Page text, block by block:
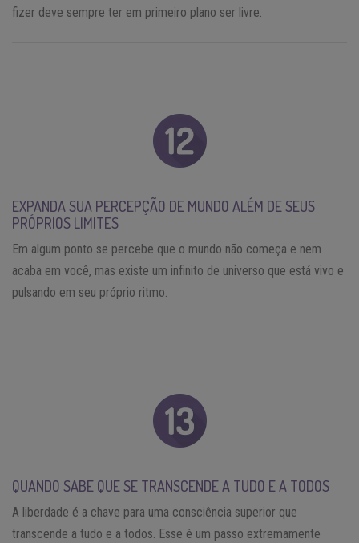
fizer deve sempre ter em primeiro plano ser livre.
EXPANDA SUA PERCEPÇÃO DE MUNDO ALÉM DE SEUS
PRÓPRIOS LIMITES
Em algum ponto se percebe que o mundo não começa e nem
acaba em você, mas existe um infinito de universo que está vivo e
pulsando em seu próprio ritmo.
QUANDO SABE QUE SE TRANSCENDE A TUDO E A TODOS
A liberdade é a chave para uma consciência superior que
transcende a tudo e a todos. Esse é um passo extremamente